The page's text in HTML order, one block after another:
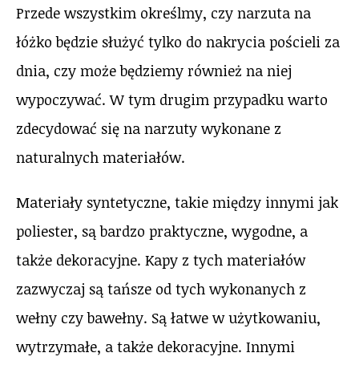
Przede wszystkim określmy, czy narzuta na
łóżko będzie służyć tylko do nakrycia pościeli za
dnia, czy może będziemy również na niej
wypoczywać. W tym drugim przypadku warto
zdecydować się na narzuty wykonane z
naturalnych materiałów.
Materiały syntetyczne, takie między innymi jak
poliester, są bardzo praktyczne, wygodne, a
także dekoracyjne. Kapy z tych materiałów
zazwyczaj są tańsze od tych wykonanych z
wełny czy bawełny. Są łatwe w użytkowaniu,
wytrzymałe, a także dekoracyjne. Innymi